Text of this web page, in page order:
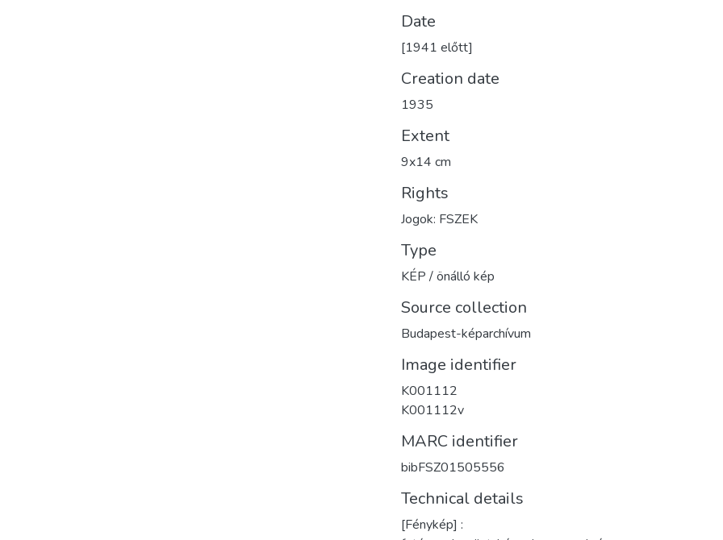
Date
[1941 előtt]
Creation date
1935
Extent
9x14 cm
Rights
Jogok: FSZEK
Type
KÉP / önálló kép
Source collection
Budapest-képarchívum
Image identifier
K001112
K001112v
MARC identifier
bibFSZ01505556
Technical details
[Fénykép] :